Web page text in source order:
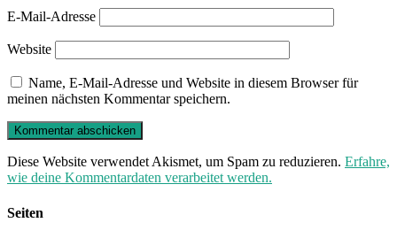
E-Mail-Adresse
Website
Name, E-Mail-Adresse und Website in diesem Browser für
meinen nächsten Kommentar speichern.
Diese Website verwendet Akismet, um Spam zu reduzieren. Erfahre,
wie deine Kommentardaten verarbeitet werden.
Seiten